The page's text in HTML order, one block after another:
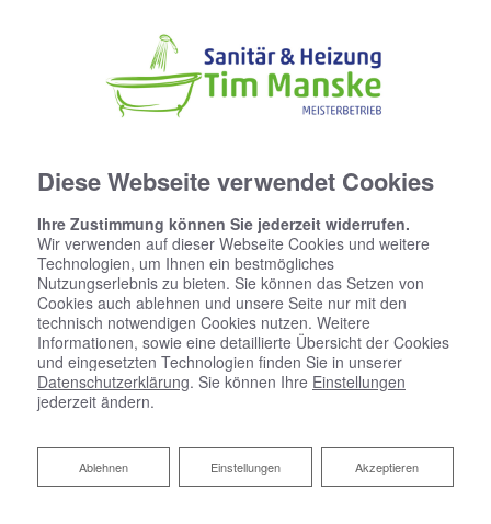
Diese Webseite verwendet Cookies
Ihre Zustimmung können Sie jederzeit widerrufen.
Wir verwenden auf dieser Webseite Cookies und weitere
Technologien, um Ihnen ein bestmögliches
Nutzungserlebnis zu bieten. Sie können das Setzen von
Cookies auch ablehnen und unsere Seite nur mit den
technisch notwendigen Cookies nutzen. Weitere
Informationen, sowie eine detaillierte Übersicht der Cookies
und eingesetzten Technologien finden Sie in unserer
Datenschutzerklärung. Sie können Ihre Einstellungen
jederzeit ändern.
Akzeptieren
Einstellungen
Ablehnen
Ablehnen